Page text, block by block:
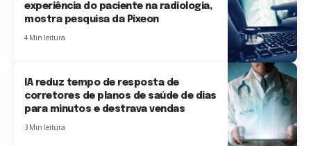
experiência do paciente na radiologia,
mostra pesquisa da Pixeon
4 Min leitura
IA reduz tempo de resposta de
corretores de planos de saúde de dias
para minutos e destrava vendas
3 Min leitura